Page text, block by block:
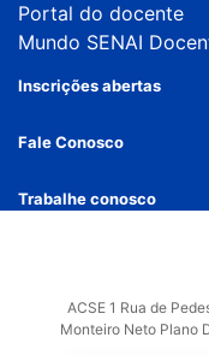
Portal do docente
Mundo SENAI
Inscrições abertas
Fale Conosco
Trabalhe conosco
ACSE 1 Rua de
Monteiro Neto Plano